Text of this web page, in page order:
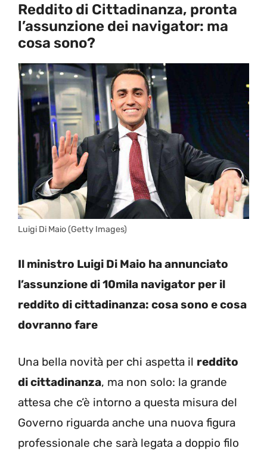
Reddito di Cittadinanza, pronta
l’assunzione dei navigator: ma
cosa sono?
Luigi Di Maio (Getty Images)
Il ministro Luigi Di Maio ha annunciato
l’assunzione di 10mila navigator per il
reddito di cittadinanza: cosa sono e cosa
dovranno fare
Una bella novità per chi aspetta il reddito
di cittadinanza, ma non solo: la grande
attesa che c’è intorno a questa misura del
Governo riguarda anche una nuova figura
professionale che sarà legata a doppio filo